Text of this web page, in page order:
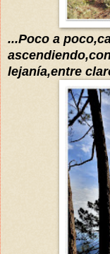
...Poco a
ascendiendo
lejanía,entre